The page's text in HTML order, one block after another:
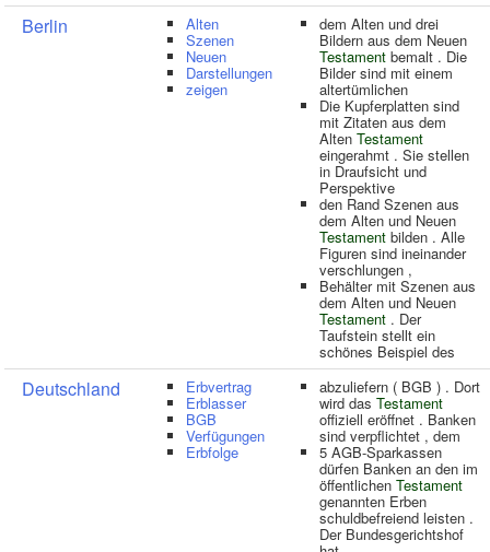
Berlin Alten
Szenen
Neuen
Darstellungen
zeigen
dem Alten und drei
Bildern aus dem Neuen
Testament bemalt . Die
Bilder sind mit einem
altertümlichen
Die Kupferplatten sind
mit Zitaten aus dem
Alten Testament
eingerahmt . Sie stellen
in Draufsicht und
Perspektive
den Rand Szenen aus
dem Alten und Neuen
Testament bilden . Alle
Figuren sind ineinander
verschlungen ,
Behälter mit Szenen aus
dem Alten und Neuen
Testament . Der
Taufstein stellt ein
schönes Beispiel des
Deutschland Erbvertrag
Erblasser
BGB
Verfügungen
Erbfolge
abzuliefern ( BGB ) . Dort
wird das Testament
offiziell eröffnet . Banken
sind verpflichtet , dem
5 AGB-Sparkassen
dürfen Banken an den im
öffentlichen Testament
genannten Erben
schuldbefreiend leisten .
Der Bundesgerichtshof